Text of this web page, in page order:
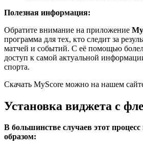
Полезная информация:
Обратите внимание на приложение
программа для тех, кто следит за
матчей и событий. С её помощью
доступ к самой актуальной
спорта.
Скачать MyScore можно на нашем
Установка виджета с
В большинстве случаев этот
образом: